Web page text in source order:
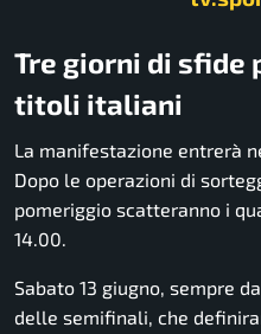
Tre giorni di sfide
titoli italiani
La manifestazione entrerà
Dopo le operazioni di
pomeriggio scatteranno i
14.00.
Sabato 13 giugno, sempre
delle semifinali, che